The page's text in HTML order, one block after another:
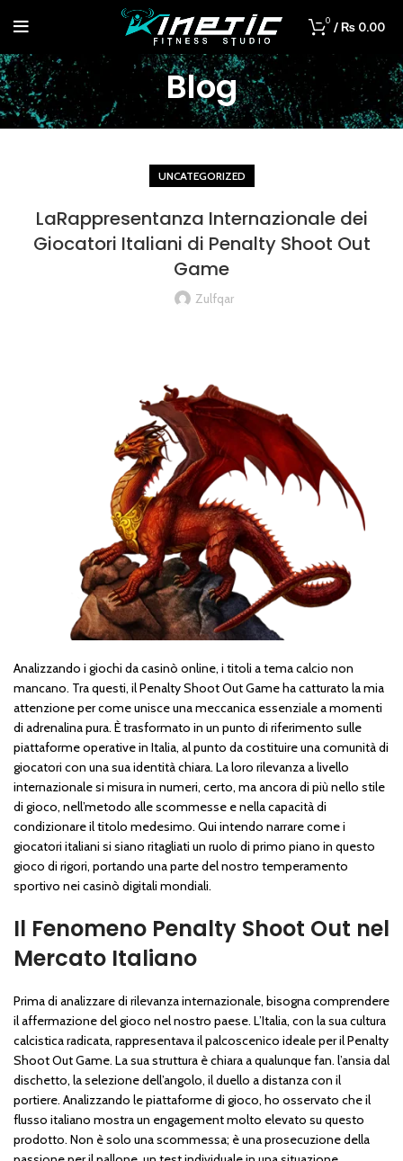
0 /₨ 0.00
Blog
UNCATEGORIZED
LaRappresentanza Internazionale dei
Giocatori Italiani di Penalty Shoot Out
Game
Zulfqar
Analizzando i giochi da casinò online, i titoli a tema calcio non
mancano. Tra questi, il Penalty Shoot Out Game ha catturato la mia
attenzione per come unisce una meccanica essenziale a momenti
di adrenalina pura. È trasformato in un punto di riferimento sulle
piattaforme operative in Italia, al punto da costituire una comunità di
giocatori con una sua identità chiara. La loro rilevanza a livello
internazionale si misura in numeri, certo, ma ancora di più nello stile
di gioco, nell’metodo alle scommesse e nella capacità di
condizionare il titolo medesimo. Qui intendo narrare come i
giocatori italiani si siano ritagliati un ruolo di primo piano in questo
gioco di rigori, portando una parte del nostro temperamento
sportivo nei casinò digitali mondiali.
Il Fenomeno Penalty Shoot Out nel
Mercato Italiano
Prima di analizzare di rilevanza internazionale, bisogna comprendere
il affermazione del gioco nel nostro paese. L’Italia, con la sua cultura
calcistica radicata, rappresentava il palcoscenico ideale per il Penalty
Shoot Out Game. La sua struttura è chiara a qualunque fan. l’ansia dal
dischetto, la selezione dell’angolo, il duello a distanza con il
portiere. Analizzando le piattaforme di gioco, ho osservato che il
flusso italiano mostra un engagement molto elevato su questo
prodotto. Non è solo una scommessa; è una prosecuzione della